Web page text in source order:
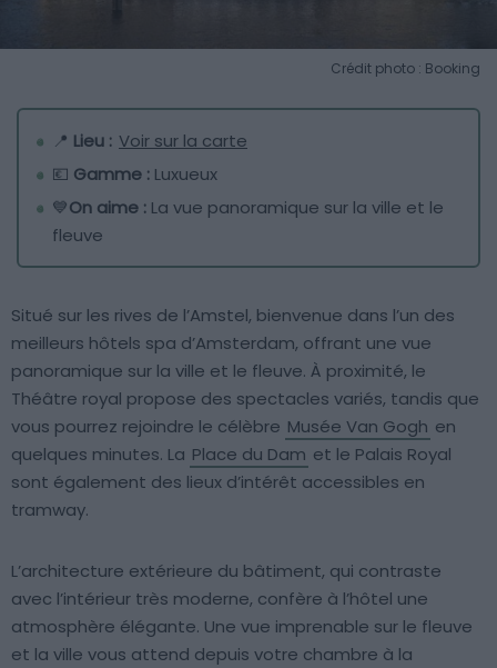
Crédit photo : Booking
📍 Lieu : Voir sur la carte
💶 Gamme : Luxueux
💙On aime : La vue panoramique sur la ville et le
fleuve
Situé sur les rives de l’Amstel, bienvenue dans l’un des
meilleurs hôtels spa d’Amsterdam, offrant une vue
panoramique sur la ville et le fleuve. À proximité, le
Théâtre royal propose des spectacles variés, tandis que
vous pourrez rejoindre le célèbre Musée Van Gogh en
quelques minutes. La Place du Dam et le Palais Royal
sont également des lieux d’intérêt accessibles en
tramway.
L’architecture extérieure du bâtiment, qui contraste
avec l’intérieur très moderne, confère à l’hôtel une
atmosphère élégante. Une vue imprenable sur le fleuve
et la ville vous attend depuis votre chambre à la